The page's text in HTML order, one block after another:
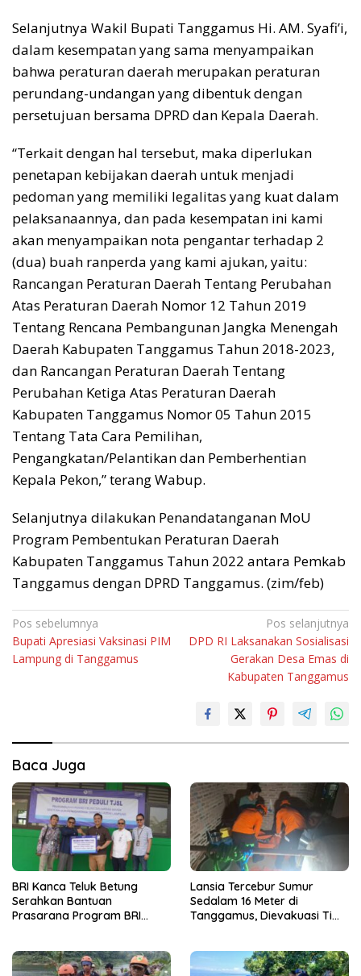
Selanjutnya Wakil Bupati Tanggamus Hi. AM. Syafi’i,
dalam kesempatan yang sama menyampaikan
bahwa peraturan daerah merupakan peraturan
perundang-undangan yang dibentuk dengan
persetujuan bersama DPRD dan Kepala Daerah.
“Terkait dengan hal tersebut, maka diperlukan
penetapan kebijakan daerah untuk menjadi
pedoman yang memiliki legalitas yang kuat dalam
pelaksanaannya, dan pada kesempatan ini kami
akan menyampaikan nota pengantar terhadap 2
(dua) buah ranperda yang kami ajukan, yaitu:
Rancangan Peraturan Daerah Tentang Perubahan
Atas Peraturan Daerah Nomor 12 Tahun 2019
Tentang Rencana Pembangunan Jangka Menengah
Daerah Kabupaten Tanggamus Tahun 2018-2023,
dan Rancangan Peraturan Daerah Tentang
Perubahan Ketiga Atas Peraturan Daerah
Kabupaten Tanggamus Nomor 05 Tahun 2015
Tentang Tata Cara Pemilihan,
Pengangkatan/Pelantikan dan Pemberhentian
Kepala Pekon,” terang Wabup.
Selanjutnya dilakukan Penandatanganan MoU
Program Pembentukan Peraturan Daerah
Kabupaten Tanggamus Tahun 2022 antara Pemkab
Tanggamus dengan DPRD Tanggamus. (zim/feb)
Navigasi
pos
Pos sebelumnya
Bupati Apresiasi Vaksinasi PIM
Lampung di Tanggamus
Pos selanjutnya
DPD RI Laksanakan Sosialisasi
Gerakan Desa Emas di
Kabupaten Tanggamus
Baca Juga
BRI Kanca Teluk Betung
Serahkan Bantuan
Prasarana Program BRI
LAZDAI
Lansia Tercebur Sumur
Sedalam 16 Meter di
Tanggamus, Dievakuasi Tim